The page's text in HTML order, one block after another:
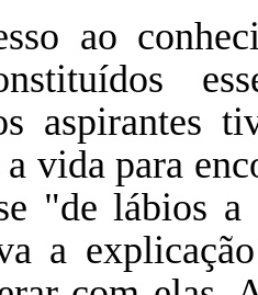
ao
aspirantes
vida para
"de lábios
a